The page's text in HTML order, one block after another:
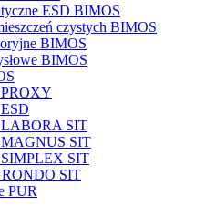
ESD BIMOS
czystych BIMOS
BIMOS
BIMOS
PROXY
LABORA SIT
MAGNUS SIT
SIMPLEX SIT
RONDO SIT
PUR